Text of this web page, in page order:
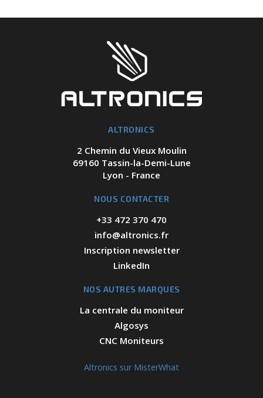
ALTRONICS
2 Chemin du Vieux Moulin
69160 Tassin-la-Demi-Lune
Lyon - France
NOUS CONTACTER
+33 472 370 470
info@altronics.fr
Inscription newsletter
LinkedIn
NOS AUTRES MARQUES
La centrale du moniteur
Algosys
CNC Moniteurs
Altronics sur MisterWhat